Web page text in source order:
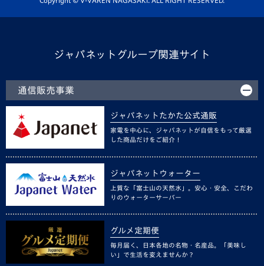
ジャパネットグループ関連サイト
通信販売事業
ジャパネットたかた公式通販
家電を中心に、ジャパネットが自信をもって厳選
した商品だけをご紹介！
ジャパネットウォーター
上質な「富士山の天然水」。安心・安全、こだわ
りのウォーターサーバー
グルメ定期便
毎月届く、日本各地の名物・名産品。「美味し
い」で生活を変えませんか？